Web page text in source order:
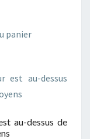
panier
au-dessus de